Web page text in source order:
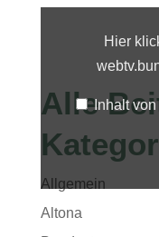
webtv.bundestag.de
Hier
Inhalt
Alle
Allgemein
Altona